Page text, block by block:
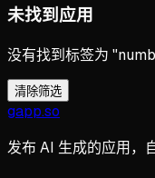
未找到应用
没有找到标签为
清除筛选
gapp.so
发布 AI 生成的应用，